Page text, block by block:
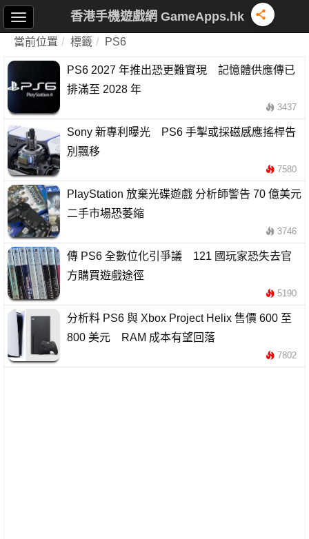
香港手機遊戲網 GameApps.hk
當前位置 標籤 PS6
PS6 2027 年推出恐更難實現 記憶體供應傳已
排滿至 2028 年
3437
Sony 新專利曝光 PS6 手掣或採磁感應搖桿告
別飄移
7580
PlayStation 放棄光碟遊戲 分析師警告 70 億美元
二手市場恐萎縮
3746
傳 PS6 全數位化引爭議 121 國玩家恐失去官
方購買遊戲途徑
5190
分析料 PS6 與 Xbox Project Helix 售價 600 至
800 美元 RAM 成本有望回落
7802